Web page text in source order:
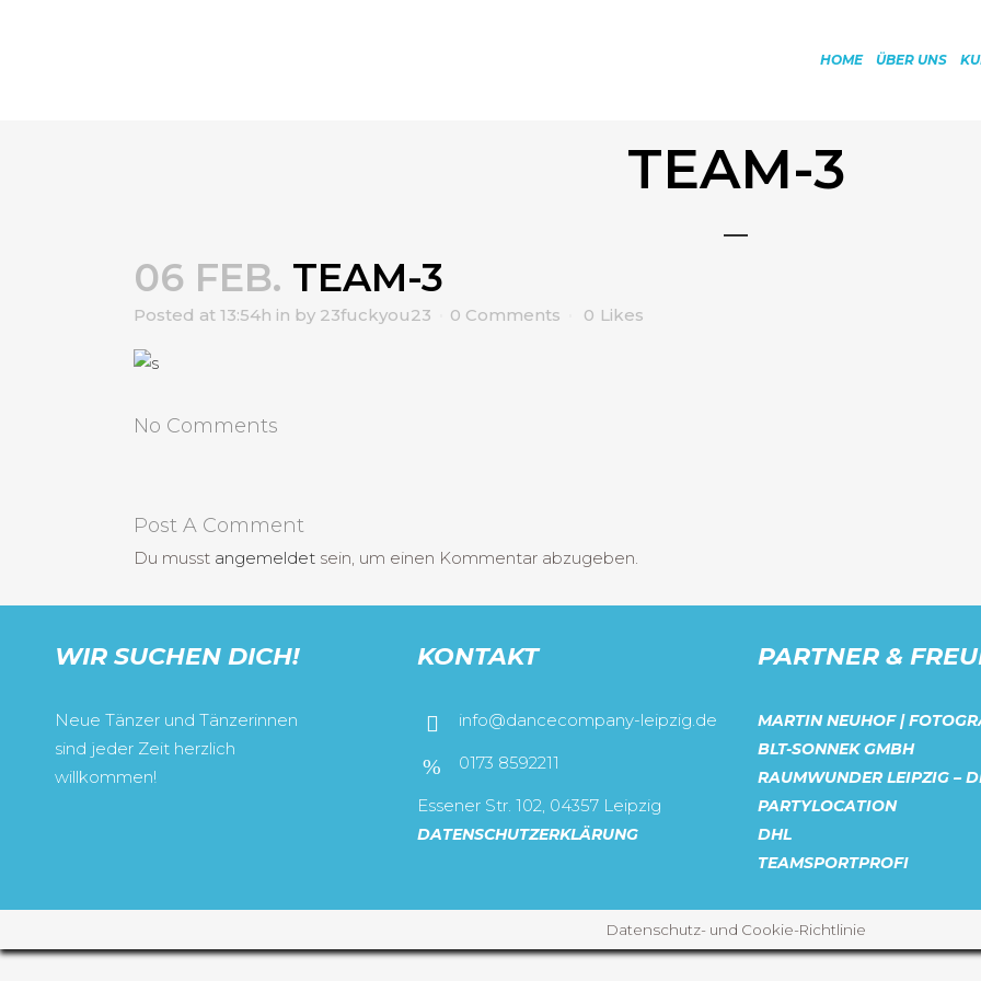
HOME ÜBER UNS
TEAM-3
06 FEB. TEAM-3
Posted at 13:54h in by 23fuckyou23 0 Comments 0 Likes
No Comments
Post A Comment
Du musst angemeldet sein, um einen Kommentar abzugeben.
WIR SUCHEN DICH!
Neue Tänzer und Tänzerinnen
sind jeder Zeit herzlich
willkommen!
KONTAKT
info@dancecompany-leipzig.de
0173 8592211
Essener Str. 102, 04357 Leipzig
DATENSCHUTZERKLÄRUNG
PARTNER &
MARTIN NEUHOF |
BLT-SONNEK GMBH
RAUMWUNDER LEIPZIG –
PARTYLOCATION
DHL
TEAMSPORTPROFI
Datenschutz- und Cookie-Richtlinie